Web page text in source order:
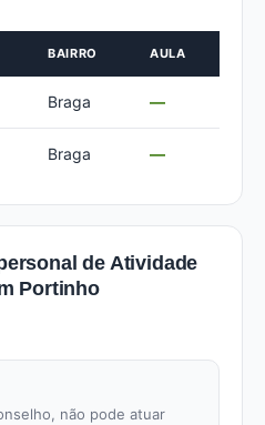
BAIRRO AULA
Braga —
Braga —
de Atividade
Portinho
não pode atuar